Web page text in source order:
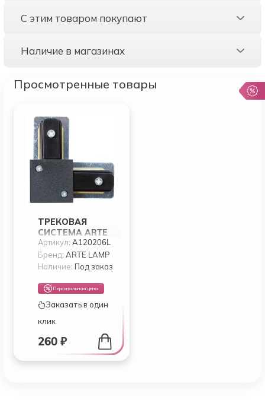
С этим товаром покупают
Наличие в магазинах
Просмотренные товары
ТРЕКОВАЯ
СИСТЕМА ARTE
LAMP TRACK
ACCESSORIES
A120206L
Артикул:A120206L
Бренд:ARTE LAMP
Наличие: Под заказ
Персональная цена
Заказать в один
клик
260 ₽